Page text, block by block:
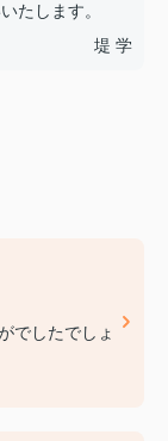
たします。
堤 学
でしたでしょ